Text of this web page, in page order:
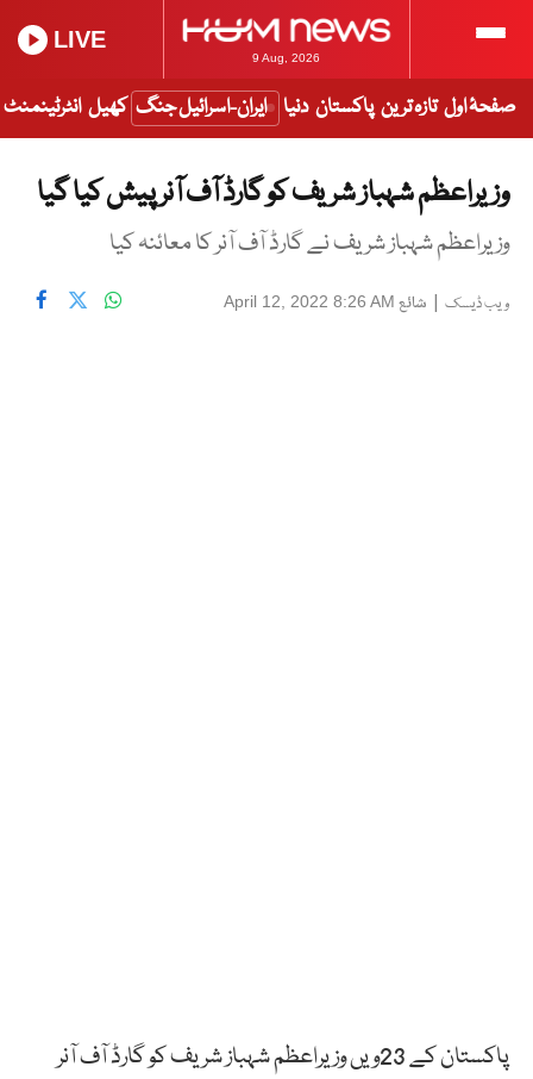
9 Aug, 2026
LIVE
صفحۂ اول تازہ ترین پاکستان دنیا ایران-اسرائیل جنگ کھیل انٹرٹینمنٹ
وزیراعظم شہباز شریف کو گارڈ آف آنر پیش کیا گیا
وزیراعظم شہباز شریف نے گارڈ آف آنر کا معائنہ کیا
ویب ڈیسک | شائع April 12, 2022 8:26 AM
پاکستان کے 23ویں وزیراعظم شہباز شریف کو گارڈ آف آنر